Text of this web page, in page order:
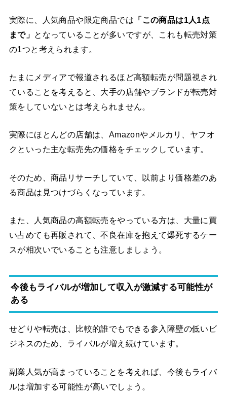
実際に、人気商品や限定商品では 「この商品は1人1点
まで」 となっていることが多いですが、これも転売対策
の1つと考えられます。
たまにメディアで報道されるほど高額転売が問題視され
ていることを考えると、大手の店舗やブランドが転売対
策をしていないとは考えられません。
実際にほとんどの店舗は、Amazonやメルカリ、ヤフオ
クといった主な転売先の価格をチェックしています。
そのため、商品リサーチしていて、以前より価格差のあ
る商品は見つけづらくなっています。
また、人気商品の高額転売をやっている方は、大量に買
い占めても再販されて、不良在庫を抱えて爆死するケー
スが相次いでいることも注意しましょう。
今後もライバルが増加して収入が激減する可能性が
ある
せどりや転売は、比較的誰でもできる参入障壁の低いビ
ジネスのため、ライバルが増え続けています。
副業人気が高まっていることを考えれば、今後もライバ
ルは増加する可能性が高いでしょう。